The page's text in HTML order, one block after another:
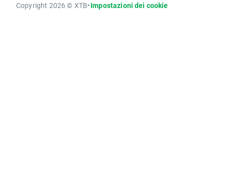
Copyright 2026 © XTB•Impostazioni dei cookie